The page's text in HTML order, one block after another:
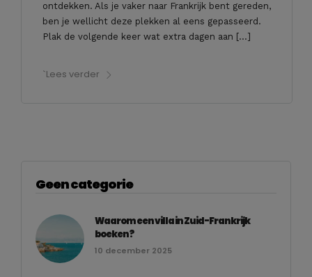
ontdekken. Als je vaker naar Frankrijk bent gereden,
ben je wellicht deze plekken al eens gepasseerd.
Plak de volgende keer wat extra dagen aan […]
`Lees verder
Geen categorie
Waarom een villa in Zuid-Frankrijk
boeken?
10 december 2025